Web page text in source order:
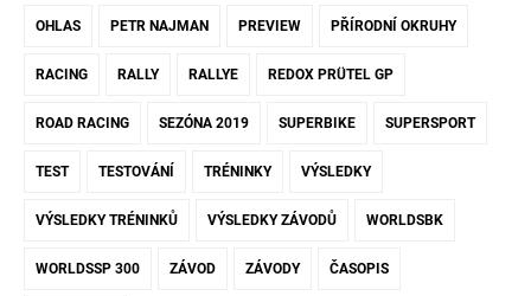
OHLAS PETR NAJMAN PREVIEW PŘÍRODNÍ OKRUHY
RACING RALLY RALLYE REDOX PRÜTEL GP
ROAD RACING SEZÓNA 2019 SUPERBIKE SUPERSPORT
TEST TESTOVÁNÍ TRÉNINKY VÝSLEDKY
VÝSLEDKY TRÉNINKŮ VÝSLEDKY ZÁVODŮ WORLDSBK
WORLDSSP 300 ZÁVOD ZÁVODY ČASOPIS